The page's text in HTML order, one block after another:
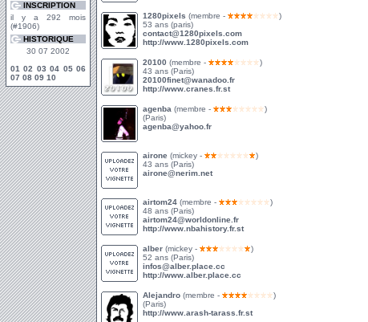
INSCRIPTION
il y a 292 mois
(#1906)
HISTORIQUE
30 07 2002
01 02 03 04 05 06
07 08 09 10
1280pixels (membre -
)
53 ans (paris)
contact@1280pixels.com
http://www.1280pixels.com
20100 (membre -
)
43 ans (Paris)
20100finet@wanadoo.fr
http://www.cranes.fr.st
agenba (membre -
)
(Paris)
agenba@yahoo.fr
airone (mickey -
)
43 ans (Paris)
airone@nerim.net
airtom24 (membre -
)
48 ans (Paris)
airtom24@worldonline.fr
http://www.nbahistory.fr.st
alber (mickey -
)
52 ans (Paris)
infos@alber.place.cc
http://www.alber.place.cc
Alejandro (membre -
)
(Paris)
http://www.arash-tarass.fr.st